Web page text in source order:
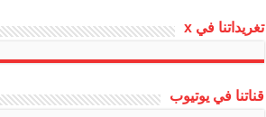
تغريداتنا في x
قناتنا في يوتيوب